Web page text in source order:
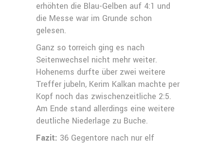
erhöhten die Blau-Gelben auf 4:1 und
die Messe war im Grunde schon
gelesen.
Ganz so torreich ging es nach
Seitenwechsel nicht mehr weiter.
Hohenems durfte über zwei weitere
Treffer jubeln, Kerim Kalkan machte per
Kopf noch das zwischenzeitliche 2:5.
Am Ende stand allerdings eine weitere
deutliche Niederlage zu Buche.
Fazit: 36 Gegentore nach nur elf